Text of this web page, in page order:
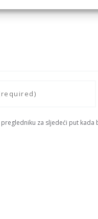
za sljedeći put kada